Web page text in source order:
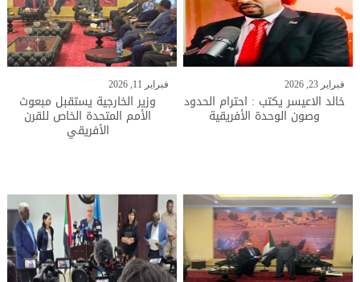
فبراير 23, 2026
خالد الاعيسر يكتب : احترام الحدود
وصون الوحدة الأفريقية
فبراير 11, 2026
وزير الخارجية يستقبل مبعوث
الأمم المتحدة الخاص للقرن
الأفريقي